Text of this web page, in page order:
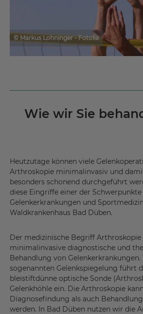
© Markus Lohninger - Fotolia
Wie wir Sie
Heutzutage können viele
Arthroskopie minimalinvasiv und
besonders schonend durchgeführt
diese Eingriffe einer der
Gelenkerkrankungen und
Waldkrankenhaus Bad Düben.
Der medizinische Begriff
minimalinvasive diagnostische und
Behandlung von Gelenkerkrankungen.
sogenannten Gelenkspiegelung führt
bleistiftdünne optische Sonde
Gelenkhöhle ein. Die Arthroskopie
Diagnosefindung als auch
werden. In Bad Düben nutzen wir die